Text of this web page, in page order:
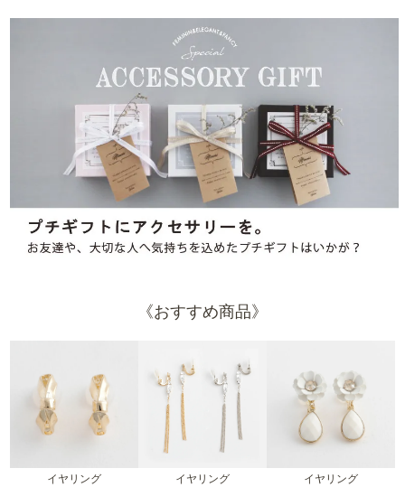
《おすすめ商品》
イヤリング
イヤリング
イヤリング